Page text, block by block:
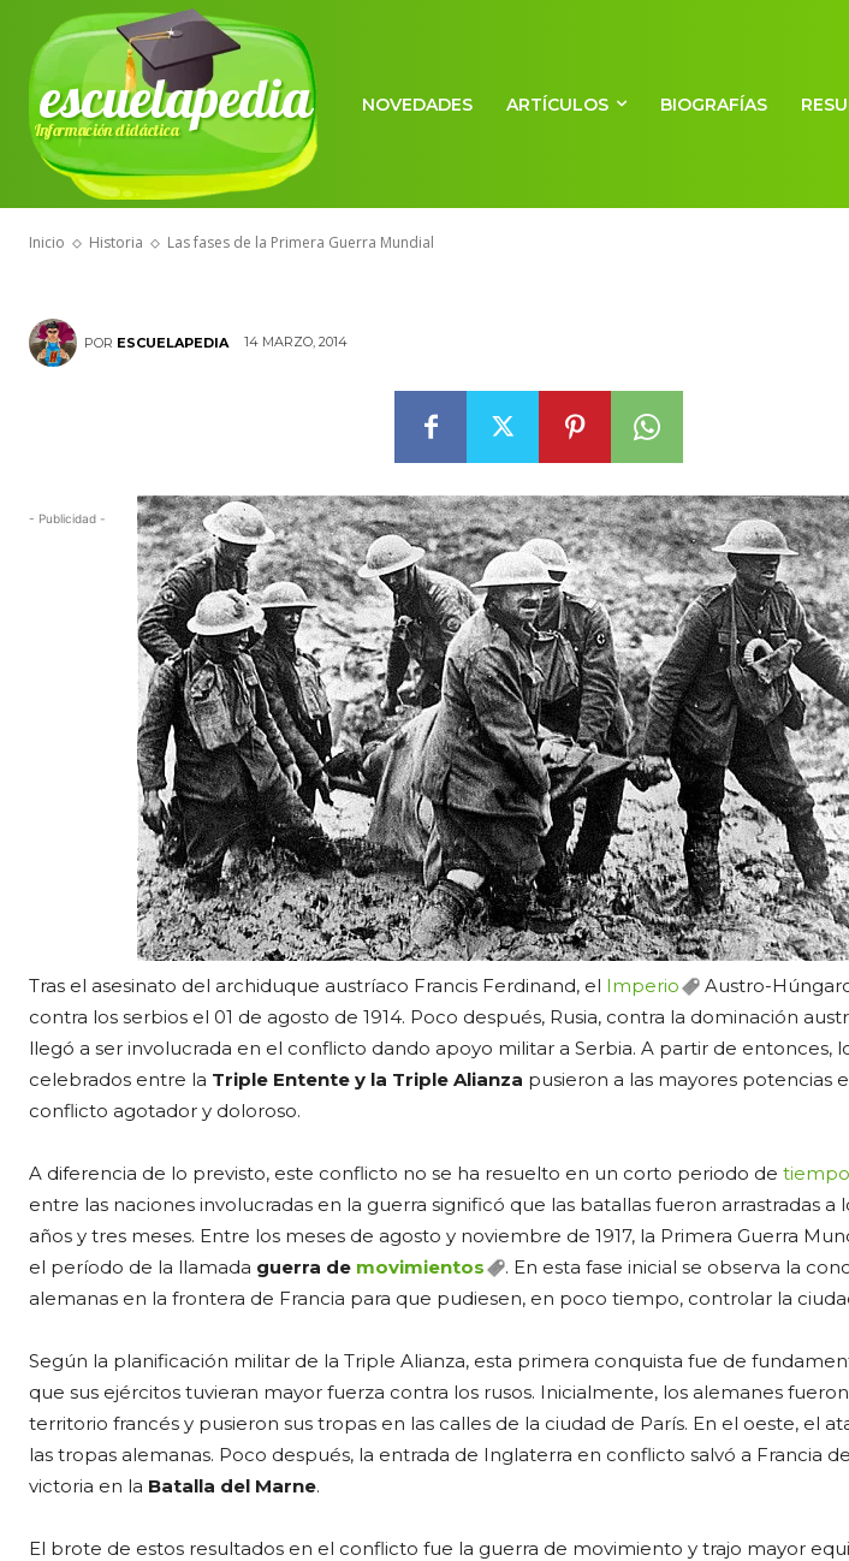
escuelapedia
Información didáctica
NOVEDADES ARTÍCULOS BIOGRAFÍAS
Inicio Historia Las fases de la Primera Guerra Mundial
HISTORIA
Las fases de la
Mundial
POR ESCUELAPEDIA 14 MARZO, 2014
- Publicidad -
Tras el asesinato del archiduque austríaco Francis Ferdinand, el Imperio
Austro-
contra los serbios el 01 de agosto de 1914. Poco después, Rusia, contra la dominación
llegó a ser involucrada en el conflicto dando apoyo militar a Serbia. A partir de entonces,
celebrados entre la Triple Entente y la Triple Alianza pusieron a las mayores potencias
conflicto agotador y doloroso.
A diferencia de lo previsto, este conflicto no se ha resuelto en un corto periodo de tiempo
entre las naciones involucradas en la guerra significó que las batallas fueron arrastradas a
años y tres meses. Entre los meses de agosto y noviembre de 1917, la Primera Guerra
el período de la llamada guerra de movimientos
. En esta fase inicial se observa la
alemanas en la frontera de Francia para que pudiesen, en poco tiempo, controlar la
Según la planificación militar de la Triple Alianza, esta primera conquista fue de
que sus ejércitos tuvieran mayor fuerza contra los rusos. Inicialmente, los alemanes
territorio francés y pusieron sus tropas en las calles de la ciudad de París. En el oeste, el
las tropas alemanas. Poco después, la entrada de Inglaterra en conflicto salvó a Francia
victoria en la Batalla del Marne.
El brote de estos resultados en el conflicto fue la guerra de movimiento y trajo mayor